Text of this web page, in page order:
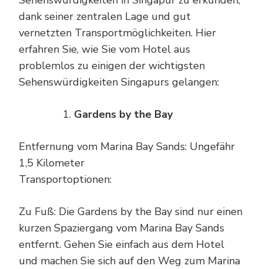
dank seiner zentralen Lage und gut
vernetzten Transportmöglichkeiten. Hier
erfahren Sie, wie Sie vom Hotel aus
problemlos zu einigen der wichtigsten
Sehenswürdigkeiten Singapurs gelangen:
Gardens by the Bay
Entfernung vom Marina Bay Sands: Ungefähr
1,5 Kilometer
Transportoptionen:
Zu Fuß: Die Gardens by the Bay sind nur einen
kurzen Spaziergang vom Marina Bay Sands
entfernt. Gehen Sie einfach aus dem Hotel
und machen Sie sich auf den Weg zum Marina